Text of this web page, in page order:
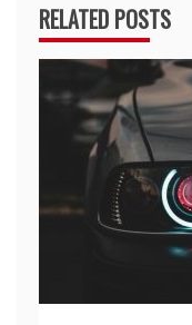
RELATED POSTS